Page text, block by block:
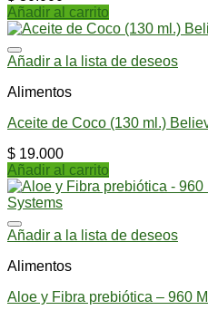
Añadir al carrito
Añadir a la lista de deseos
Alimentos
Aceite de Coco (130 ml.)
$ 19.000
Añadir al carrito
Añadir a la lista de deseos
Alimentos
Aloe y Fibra prebiótica – 960